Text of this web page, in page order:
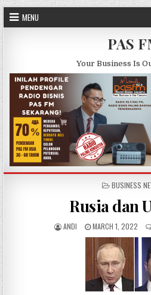
Skip to content
MENU
PAS
Your Business Is
POSTED IN
BUSINESS
Rusia dan
AUTHOR:
ANDI PUBLISHED DATE:
MARCH 1, 2022